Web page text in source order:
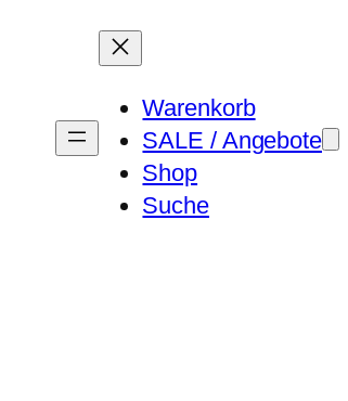
Warenkorb
SALE / Angebote
Shop
Suche